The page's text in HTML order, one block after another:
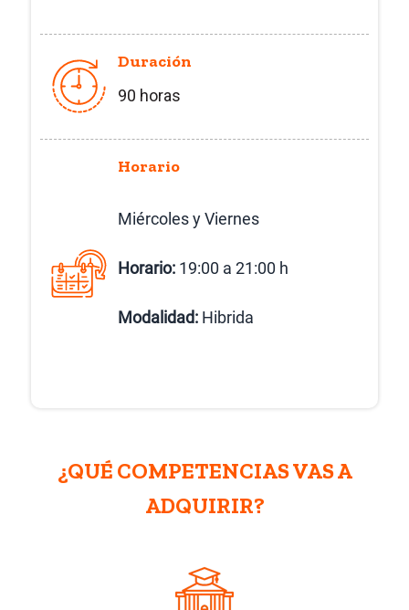
Duración
90 horas
Horario
Miércoles y Viernes
Horario:19:00 a 21:00 h
Modalidad:Hibrida
¿QUÉ COMPETENCIAS VAS A
ADQUIRIR?